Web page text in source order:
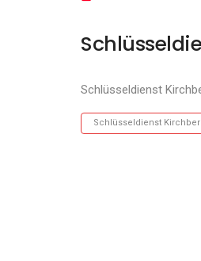
Schlüsseldienst
Schlüsseldienst